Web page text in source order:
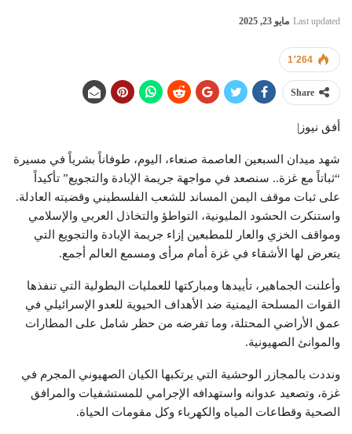
Last updated مايو 23, 2025
1٬264
Share
أفق نيوز|
شهد ميدان السبعين العاصمة صنعاء، اليوم، طوفاناً بشرياً في مسيرة
“ثباتاً مع غزة.. سنصعد في مواجهة جريمة الإبادة والتجويع” تأكيداً
على ثبات موقف اليمن المساند للشعب الفلسطيني وقضيته العادلة.
واستنكرت الحشود المليونية، التواطؤ والتخاذل العربي والإسلامي
ومواقف الخزي والعار للمطبعين إزاء جريمة الإبادة والتجويع التي
يتعرض لها الأشقاء في غزة أمام مرأى ومسمع العالم أجمع.
وأعلنت الجماهير، تأييدها ومباركتها للعمليات البطولية التي تنفذها
القوات المسلحة اليمنية ضد الأهداف الحيوية للعدو الإسرائيلي في
عمق الأراضي المحتلة، وما تفرضه من حظر شامل على المطارات
والموانئ الصهيونية.
ونددت بالمجازر الوحشية التي يرتكبها الكيان الصهيوني المجرم في
غزة، وتصعيد عدوانه واستهدافه الإجرامي للمستشفيات والمرافق
الصحية وقطاعات المياه والكهرباء وكل مقومات الحياة.